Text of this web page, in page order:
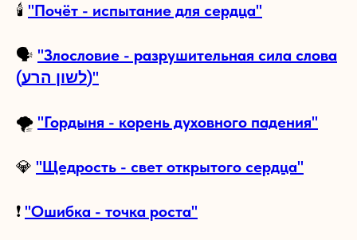
🕯 "Почёт - испытание для сердца"
🗣️ "Злословие - разрушительная сила слова
(לשון הרע)"
🌪️ "Гордыня - корень духовного падения"
💎 "Щедрость - свет открытого сердца"
❗ "Ошибка - точка роста"